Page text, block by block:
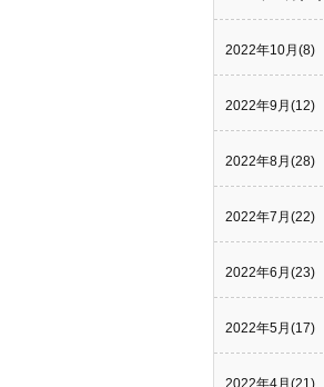
2022年10月(8)
2022年9月(12)
2022年8月(28)
2022年7月(22)
2022年6月(23)
2022年5月(17)
2022年4月(21)